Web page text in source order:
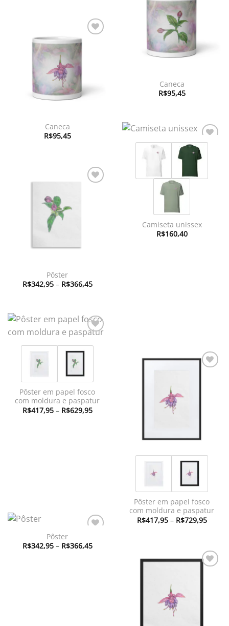
à lista de
desejos
Caneca
R$95,45
Adicionar
à lista de
desejos
Caneca
R$95,45
Adicionar
à lista de
desejos
Camiseta unissex
R$160,40
Pôster
R$342,95 – R$366,45Faixa
de
R$366,45
Adicionar
à lista de
desejos
Pôster em papel fosco
com moldura e paspatur
R$417,95 – R$629,95Faixa
de
Pôster em papel fosco
com moldura e paspatur
R$417,95 – R$729,95Faixa
de
à lista de
Pôster
R$342,95 – R$366,45Faixa